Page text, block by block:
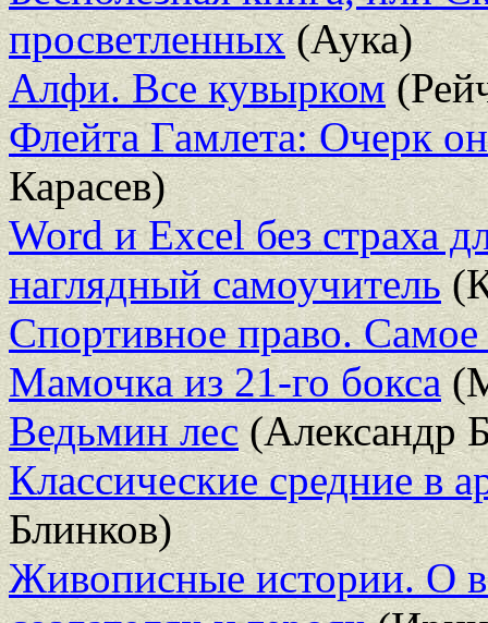
просветленных(Аука)
Алфи. Все кувырком
Флейта Гамлета: Очерк
Карасев)
Word и Excel без страха
наглядный самоучитель
Спортивное право.
Мамочка из 21-го бокса
Ведьмин лес(Александр
Классические средние в
Блинков)
Живописные истории. О